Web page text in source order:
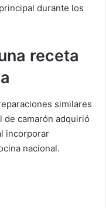
durante los
receta
similares
camarón adquirió
incorporar
nacional.